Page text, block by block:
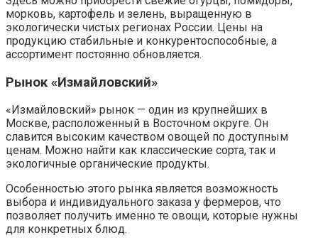
морковь, картофель и зелень, выращенную в
экологически чистых регионах России. Цены на
продукцию стабильные и конкурентоспособные, а
ассортимент постоянно обновляется.
Рынок «Измайловский»
«Измайловский» рынок — один из крупнейших в
Москве, расположенный в Восточном округе. Он
славится высоким качеством овощей по доступным
ценам. Можно найти как классические сорта, так и
экологичные органические продукты.
Особенностью этого рынка является возможность
выбора и индивидуального заказа у фермеров, что
позволяет получить именно те овощи, которые нужны
для конкретных блюд.